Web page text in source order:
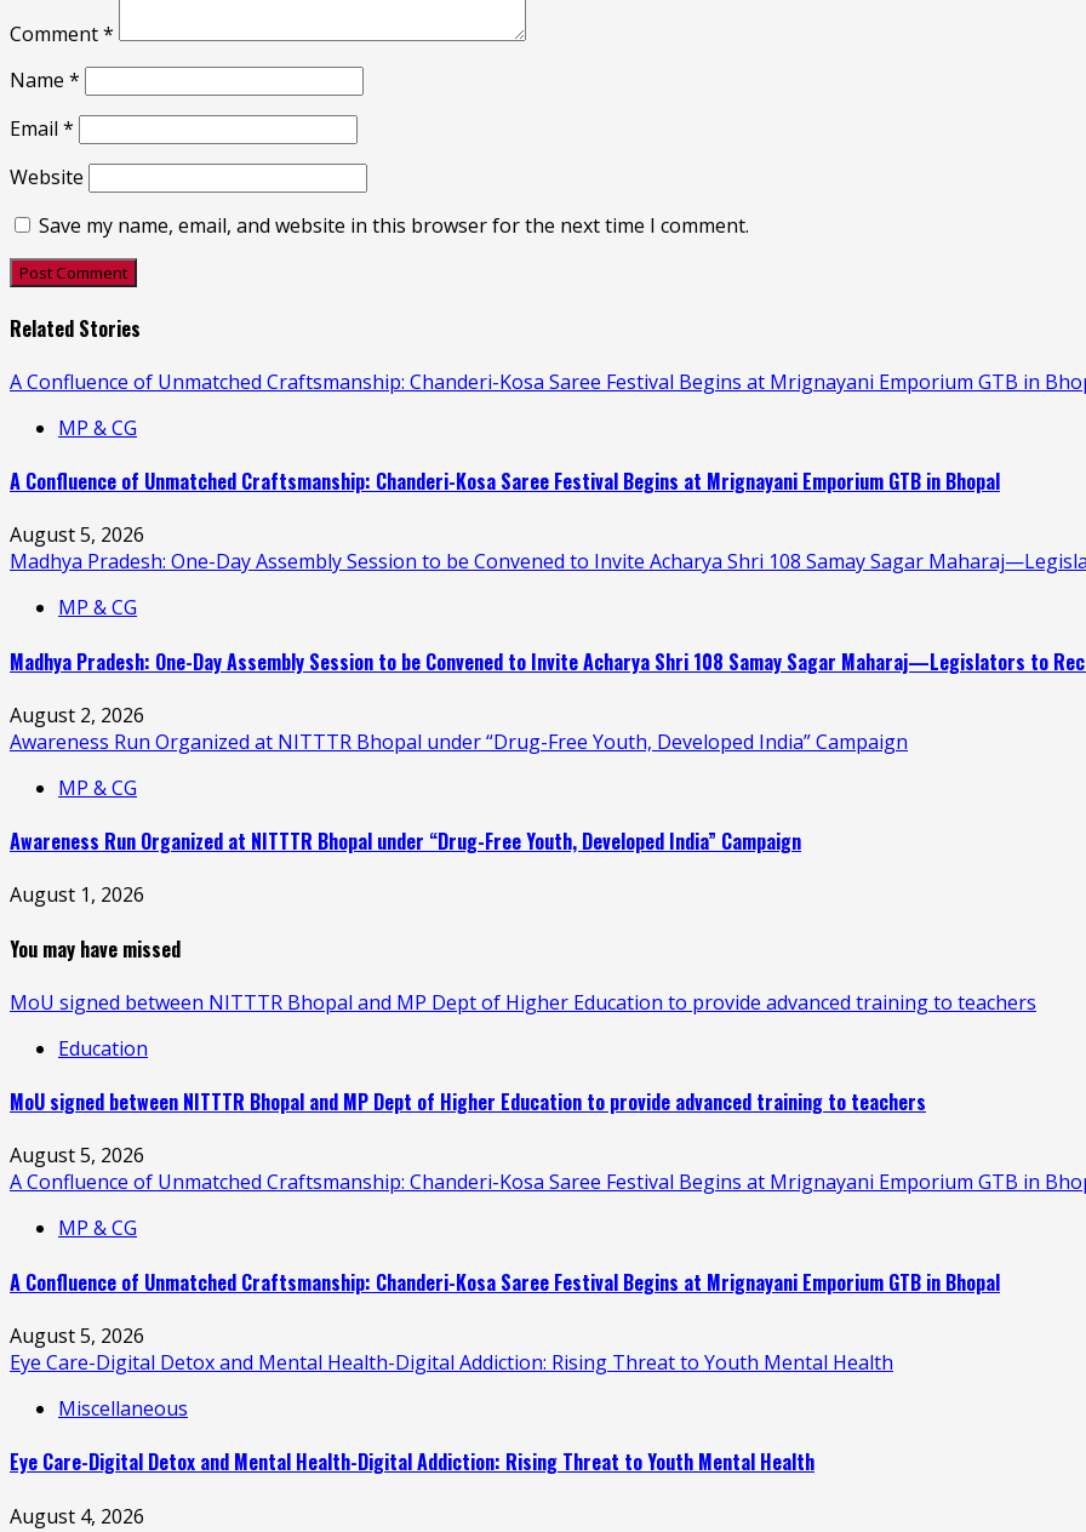
Comment*
Name *
Email *
Website
Save my name, email, and website in this browser for the next time I comment.
Related Stories
A Confluence of Unmatched Craftsmanship: Chanderi-Kosa Saree Festival Begins at Mrignayani Emporium GTB in
MP & CG
A Confluence of Unmatched Craftsmanship: Chanderi-Kosa Saree Festival Begins at Mrignayani Emporium GTB in Bhopal
August 5, 2026
Madhya Pradesh: One-Day Assembly Session to be Convened to Invite Acharya Shri 108 Samay Sagar
MP & CG
Madhya Pradesh: One-Day Assembly Session to be Convened to Invite Acharya Shri 108 Samay Sagar Maharaj—Legislators to
August 2, 2026
Awareness Run Organized at NITTTR Bhopal under “Drug-Free Youth, Developed India” Campaign
MP & CG
Awareness Run Organized at NITTTR Bhopal under “Drug-Free Youth, Developed India” Campaign
August 1, 2026
You may have missed
MoU signed between NITTTR Bhopal and MP Dept of Higher Education to provide advanced training to teachers
Education
MoU signed between NITTTR Bhopal and MP Dept of Higher Education to provide advanced training to teachers
August 5, 2026
A Confluence of Unmatched Craftsmanship: Chanderi-Kosa Saree Festival Begins at Mrignayani Emporium GTB in
MP & CG
A Confluence of Unmatched Craftsmanship: Chanderi-Kosa Saree Festival Begins at Mrignayani Emporium GTB in Bhopal
August 5, 2026
Eye Care-Digital Detox and Mental Health-Digital Addiction: Rising Threat to Youth Mental Health
Miscellaneous
Eye Care-Digital Detox and Mental Health-Digital Addiction: Rising Threat to Youth Mental Health
August 4, 2026